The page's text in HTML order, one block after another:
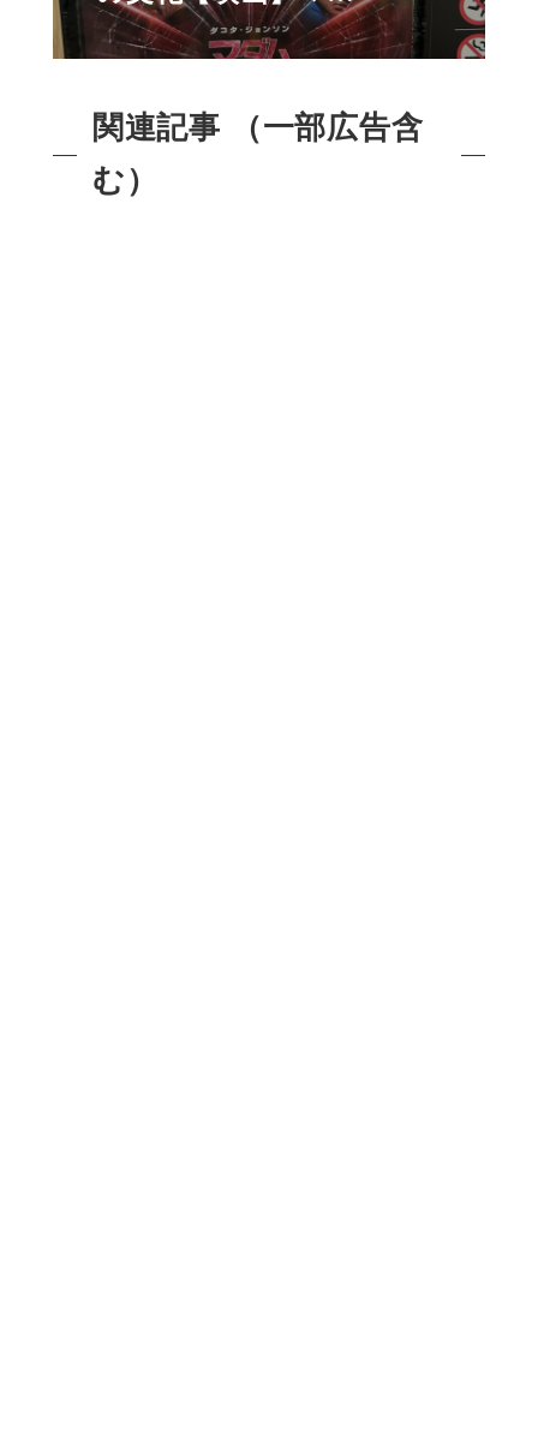
関連記事 （一部広告含
む）